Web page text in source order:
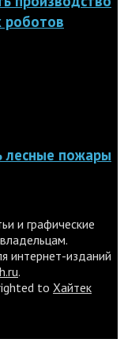
роботов
лесные пожары
и графические
интернет-изданий
.
to Хайтек